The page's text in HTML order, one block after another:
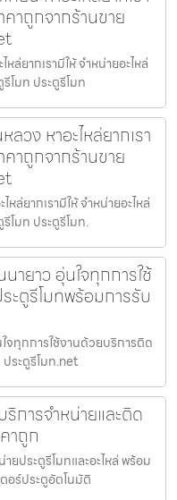
คาถูกจากร้านขาย
ล่ยากเรามีให้ จำหน่ายอะไหล่
โมท ประตูรีโมท
วง หาอะไหล่ยากเรา
คาถูกจากร้านขาย
ล่ยากเรามีให้ จำหน่ายอะไหล่
โมท ประตูรีโมท.
ายาว อุ่นใจทุกการใช้
ะตูรีโมทพร้อมการรับ
จทุกการใช้งานด้วยบริการติด
ระตูรีโมท.net
การจำหน่ายและติด
าถูก
ประตูรีโมทและอะไหล่ พร้อม
อร์ประตูอัตโนมัติ